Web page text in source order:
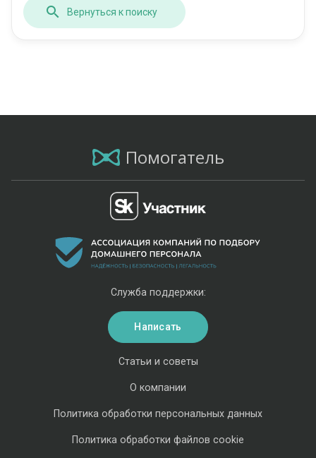
Вернуться к поиску
Помогатель
Статьи и советы
О компании
Политика обработки персональных данных
Политика обработки файлов cookie
Служба поддержки:
Написать